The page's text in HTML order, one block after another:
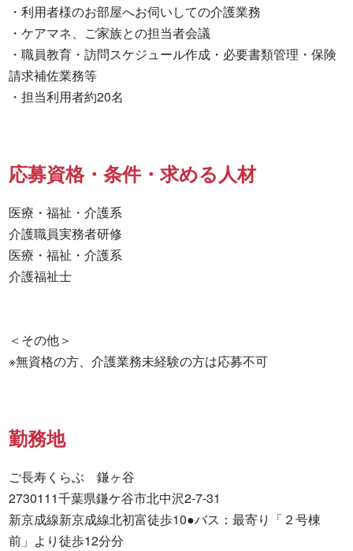
・利用者様のお部屋へお伺いしての介護業務
・ケアマネ、ご家族との担当者会議
・職員教育・訪問スケジュール作成・必要書類管理・保険
請求補佐業務等
・担当利用者約20名
応募資格・条件・求める人材
医療・福祉・介護系
介護職員実務者研修
医療・福祉・介護系
介護福祉士
＜その他＞
※無資格の方、介護業務未経験の方は応募不可
勤務地
ご長寿くらぶ　鎌ヶ谷
2730111千葉県鎌ケ谷市北中沢2-7-31
新京成線新京成線北初富徒歩10●バス：最寄り「２号棟
前」より徒歩12分分